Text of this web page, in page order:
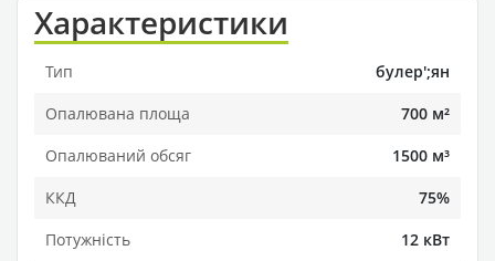
Характеристики
Тип
булер';ян
Опалювана площа
700 м²
Опалюваний обсяг
1500 м³
ККД
75%
Потужність
12 кВт